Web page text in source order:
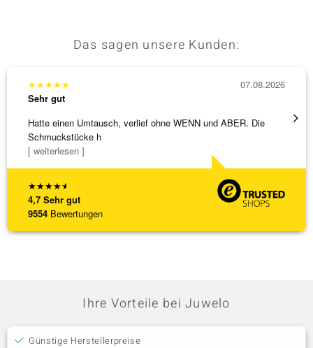
Das sagen unsere Kunden:
★★★★★
4,7 Sehr gut
9554 Bewertungen
★★★★★
Sehr gut
Hatte einen Umtausch, verlief ohne WENN und ABER. Die
Schmuckstücke h
[ weiterlesen ]
07.08.2026
Eine
Ihre Vorteile bei Juwelo
Günstige Herstellerpreise